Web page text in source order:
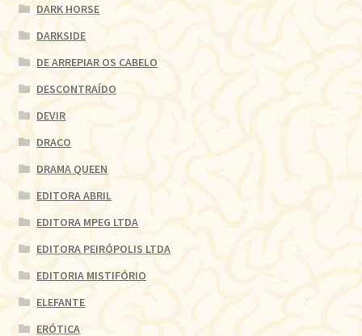
DARK HORSE
DARKSIDE
DE ARREPIAR OS CABELO
DESCONTRAÍDO
DEVIR
DRACO
DRAMA QUEEN
EDITORA ABRIL
EDITORA MPEG LTDA
EDITORA PEIRÓPOLIS LTDA
EDITORIA MISTIFÓRIO
ELEFANTE
ERÓTICA